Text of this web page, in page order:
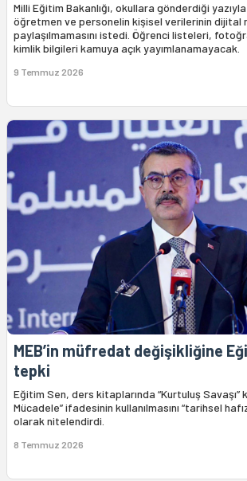
Milli Eğitim Bakanlığı, okullara gönderdiği
öğretmen ve personelin kişisel verilerinin dijital
paylaşılmamasını istedi. Öğrenci listeleri,
kimlik bilgileri kamuya açık yayımlanamayacak.
9 Temmuz 2026
MEB’in müfredat değişikliğine
tepki
Eğitim Sen, ders kitaplarında “Kurtuluş Savaşı”
Mücadele” ifadesinin kullanılmasını “tarihsel
olarak nitelendirdi.
8 Temmuz 2026